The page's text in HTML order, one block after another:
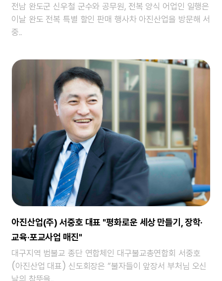
전남 완도군 신우철 군수와 공무원, 전복 양식 어업인 일행은
이날 완도 전복 특별 할인 판매 행사차 아진산업을 방문해 서
중..
아진산업(주) 서중호 대표 "평화로운 세상 만들기, 장학·
교육·포교사업 매진"
대구지역 범불교 종단 연합체인 대구불교총연합회 서중호
(아진산업 대표) 신도회장은 “불자들이 앞장서 부처님 오신